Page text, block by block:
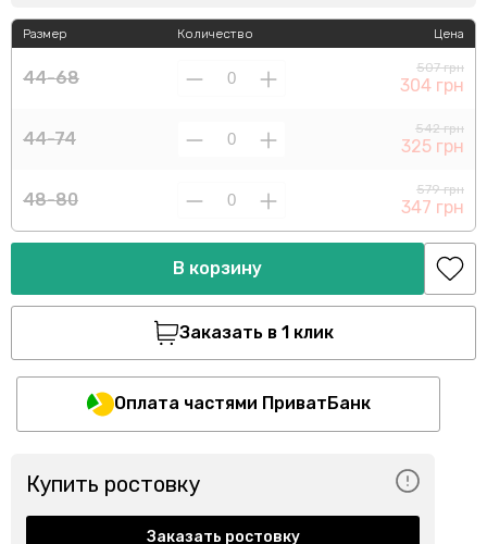
Размер
44-68
44-74
48-80
Количество Цена
507 грн
304 грн
542 грн
325 грн
579 грн
347 грн
В корзину
Заказать в 1 клик
Оплата частями ПриватБанк
Купить ростовку
Заказать ростовку